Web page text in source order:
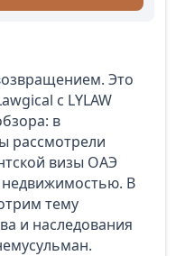
Это
с LYLAW
в
рассмотрели
визы ОАЭ
недвижимостью. В
тему
и наследования